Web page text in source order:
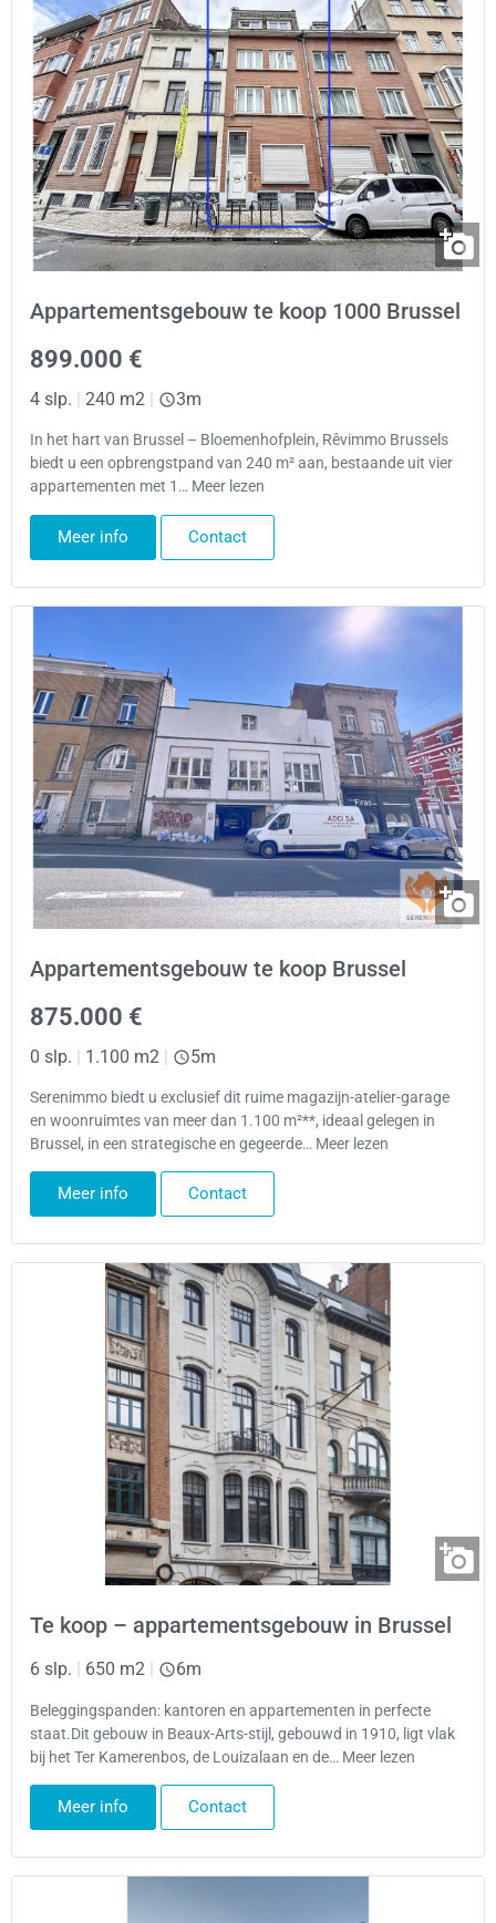
Appartementsgebouw te koop 1000 Brussel
899.000 €
4 slp. | 240 m2 | 3m
In het hart van Brussel – Bloemenhofplein, Rêvimmo Brussels
biedt u een opbrengstpand van 240 m² aan, bestaande uit vier
appartementen met 1… Meer lezen
Meer info Contact
Appartementsgebouw te koop Brussel
875.000 €
0 slp. | 1.100 m2 | 5m
Serenimmo biedt u exclusief dit ruime magazijn-atelier-garage
en woonruimtes van meer dan 1.100 m²**, ideaal gelegen in
Brussel, in een strategische en gegeerde… Meer lezen
Meer info Contact
Te koop – appartementsgebouw in Brussel
6 slp. 650 m2 6m
Beleggingspanden: kantoren en appartementen in perfecte
staat.Dit gebouw in Beaux-Arts-stijl, gebouwd in 1910, ligt vlak
bij het Ter Kamerenbos, de Louizalaan en de… Meer lezen
Meer info Contact